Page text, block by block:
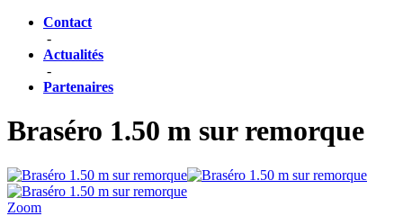
Contact
-
Actualités
-
Partenaires
Braséro 1.50 m sur remorque
Zoom